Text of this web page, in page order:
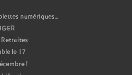
numériques…
Retraites
le 17
!